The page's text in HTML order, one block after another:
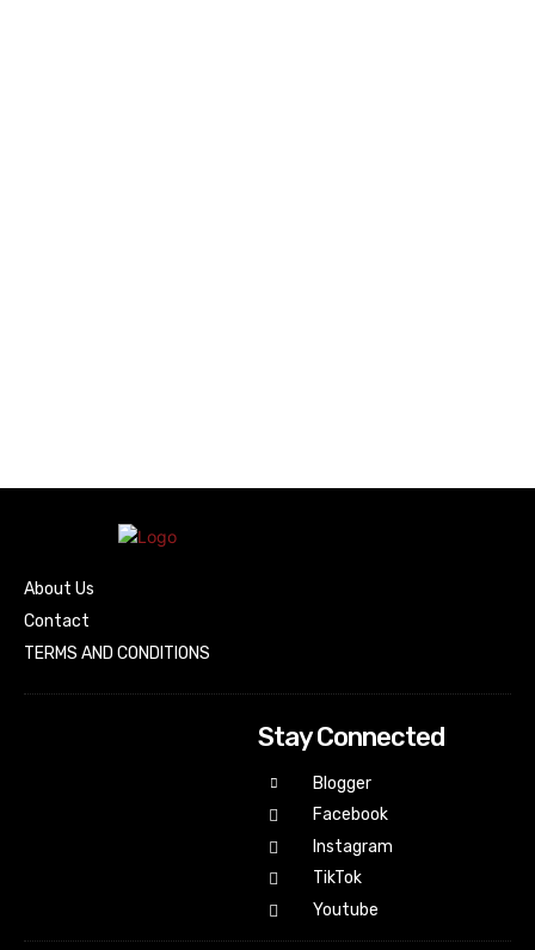
About Us
Contact
TERMS AND CONDITIONS
Stay Connected
Blogger
Facebook
Instagram
TikTok
Youtube